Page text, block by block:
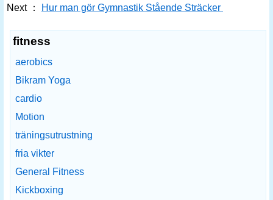
Next ：
Hur man gör Gymnastik Stående Sträcker
fitness
aerobics
Bikram Yoga
cardio
Motion
träningsutrustning
fria vikter
General Fitness
Kickboxing